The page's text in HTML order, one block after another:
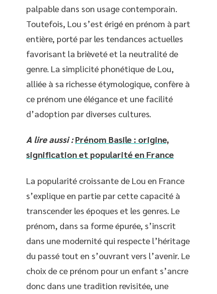
palpable dans son usage contemporain.
Toutefois, Lou s’est érigé en prénom à part
entière, porté par les tendances actuelles
favorisant la brièveté et la neutralité de
genre. La simplicité phonétique de Lou,
alliée à sa richesse étymologique, confère à
ce prénom une élégance et une facilité
d’adoption par diverses cultures.
A lire aussi : Prénom Basile : origine,
signification et popularité en France
La popularité croissante de Lou en France
s’explique en partie par cette capacité à
transcender les époques et les genres. Le
prénom, dans sa forme épurée, s’inscrit
dans une modernité qui respecte l’héritage
du passé tout en s’ouvrant vers l’avenir. Le
choix de ce prénom pour un enfant s’ancre
donc dans une tradition revisitée, une